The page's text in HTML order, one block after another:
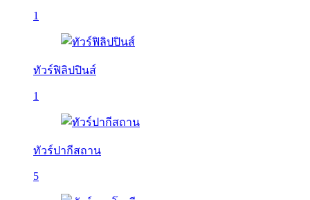
1
ทัวร์ฟิลิปปินส์
1
ทัวร์ปากีสถาน
5